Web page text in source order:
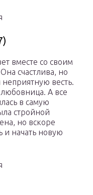
вместе со своим
счастлива, но
весть.
любовница. А все
в самую
стройной
но вскоре
начать новую